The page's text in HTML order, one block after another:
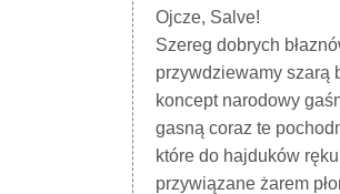
Ojcze, Salve!
Szereg dobrych
przywdziewamy szarą
koncept narodowy
gasną coraz te
które do hajduków ręku
przywiązane żarem